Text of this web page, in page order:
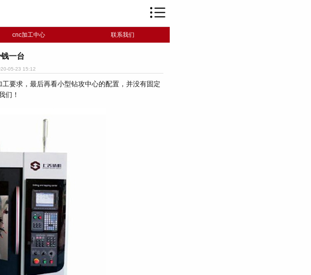
cnc加工中心 联系我们
一台
05-23 15:12
要求，最后再看小型钻攻中心的配置，并没有固定
们！